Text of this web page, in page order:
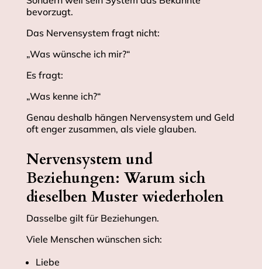
bevorzugt.
Das Nervensystem fragt nicht:
„Was wünsche ich mir?“
Es fragt:
„Was kenne ich?“
Genau deshalb hängen Nervensystem und Geld
oft enger zusammen, als viele glauben.
Nervensystem und
Beziehungen: Warum sich
dieselben Muster wiederholen
Dasselbe gilt für Beziehungen.
Viele Menschen wünschen sich:
Liebe